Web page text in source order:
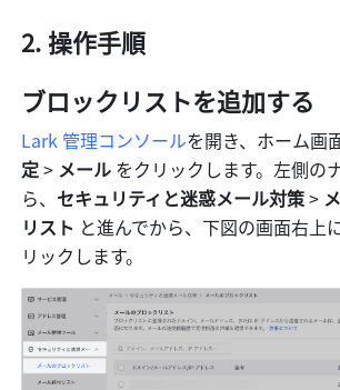
操作手順
ブロックリストを追加する
Lark 管理コンソールを開き、ホーム画
定 > メール をクリックします。左側の
ら、 セキュリティと迷惑メール対策 >
リスト と進んでから、下図の画面右上
リックします。